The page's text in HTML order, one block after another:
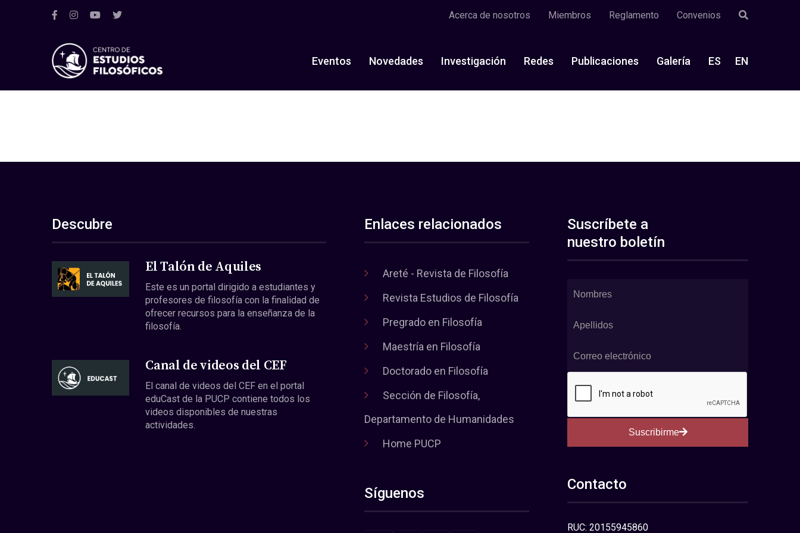
Acerca de nosotros Miembros Reglamento Convenios
Eventos Novedades Investigación Redes Publicaciones Galería ES EN
Descubre
El Talón de Aquiles
Este es un portal dirigido a estudiantes y
profesores de filosofía con la finalidad de
ofrecer recursos para la enseñanza de la
filosofía.
Canal de videos del CEF
El canal de videos del CEF en el portal
eduCast de la PUCP contiene todos los
videos disponibles de nuestras
actividades.
Enlaces relacionados
Areté - Revista de Filosofía
Revista Estudios de Filosofía
Pregrado en Filosofía
Maestría en Filosofía
Doctorado en Filosofía
Sección de Filosofía,
Departamento de Humanidades
Home PUCP
Síguenos
Suscríbete a
nuestro boletín
Suscribirme
Contacto
RUC: 20155945860